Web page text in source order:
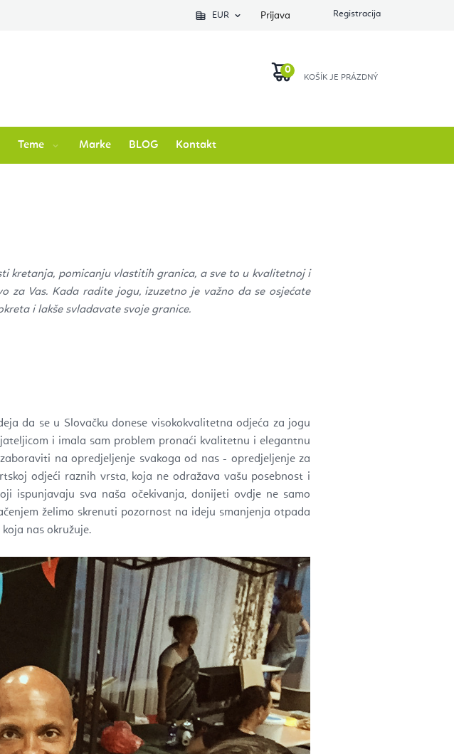
EUR Prijava
Teme Marke BLOG Kontakt
kretanja, pomicanju vlastitih granica, a sve to u kvalitetnoj i
Vas. Kada radite jogu, izuzetno je važno da se osjećate
i lakše svladavate svoje granice.
da se u Slovačku donese visokokvalitetna odjeća za jogu
i imala sam problem pronaći kvalitetnu i elegantnu
na opredjeljenje svakoga od nas - opredjeljenje za
odjeći raznih vrsta, koja ne odražava vašu posebnost i
ispunjavaju sva naša očekivanja, donijeti ovdje ne samo
želimo skrenuti pozornost na ideju smanjenja otpada
nas okružuje.